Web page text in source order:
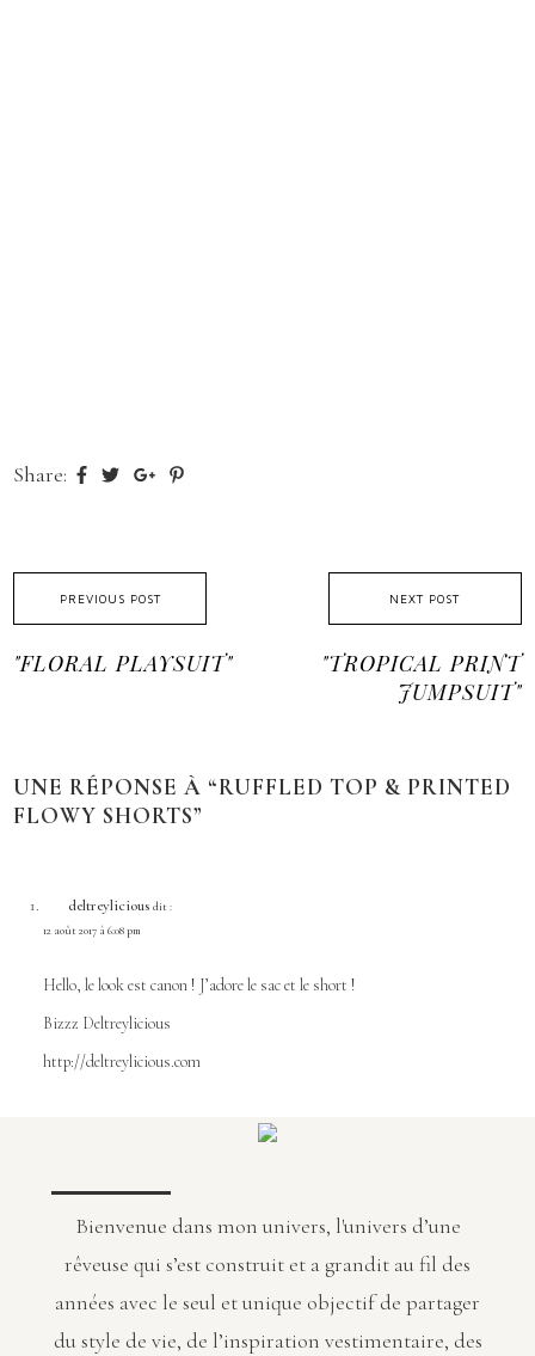
Share:
PREVIOUS POST
"FLORAL PLAYSUIT"
NEXT POST
"TROPICAL PRINT
JUMPSUIT"
UNE RÉPONSE À “RUFFLED TOP & PRINTED
FLOWY SHORTS”
deltreylicious dit :
12 août 2017 à 6:08 pm
Hello, le look est canon ! J’adore le sac et le short !
Bizzz Deltreylicious
http://deltreylicious.com
Bienvenue dans mon univers, l'univers d’une
rêveuse qui s’est construit et a grandit au fil des
années avec le seul et unique objectif de partager
du style de vie, de l’inspiration vestimentaire, des